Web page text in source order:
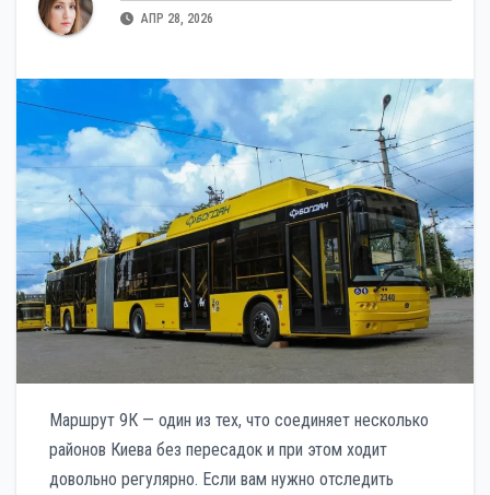
АПР 28, 2026
Маршрут 9К — один из тех, что соединяет несколько
районов Киева без пересадок и при этом ходит
довольно регулярно. Если вам нужно отследить